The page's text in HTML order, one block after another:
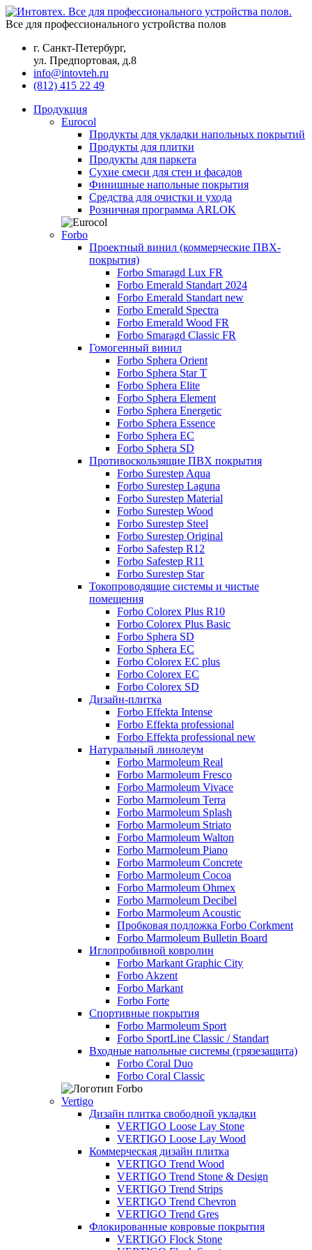
Все для профессионального устройства полов
г. Санкт-Петербург,
ул. Предпортовая, д.8
info@intovteh.ru
(812) 415 22 49
Продукция
Eurocol
Продукты для укладки напольных покрытий
Продукты для плитки
Продукты для паркета
Сухие смеси для стен и фасадов
Финишные напольные покрытия
Средства для очистки и ухода
Розничная программа ARLOK
Forbo
Проектный винил (коммерческие ПВХ-
покрытия)
Forbo Smaragd Lux FR
Forbo Emerald Standart 2024
Forbo Emerald Standart new
Forbo Emerald Spectra
Forbo Emerald Wood FR
Forbo Smaragd Classic FR
Гомогенный винил
Forbo Sphera Orient
Forbo Sphera Star T
Forbo Sphera Elite
Forbo Sphera Element
Forbo Sphera Energetic
Forbo Sphera Essence
Forbo Sphera EC
Forbo Sphera SD
Противоскользящие ПВХ покрытия
Forbo Surestep Aqua
Forbo Surestep Laguna
Forbo Surestep Material
Forbo Surestep Wood
Forbo Surestep Steel
Forbo Surestep Original
Forbo Safestep R12
Forbo Safestep R11
Forbo Surestep Star
Токопроводящие системы и чистые
помещения
Forbo Colorex Plus R10
Forbo Colorex Plus Basic
Forbo Sphera SD
Forbo Sphera EC
Forbo Colorex EC plus
Forbo Colorex EC
Forbo Colorex SD
Дизайн-плитка
Forbo Effekta Intense
Forbo Effekta professional
Forbo Effekta professional new
Натуральный линолеум
Forbo Marmoleum Real
Forbo Marmoleum Fresco
Forbo Marmoleum Vivace
Forbo Marmoleum Terra
Forbo Marmoleum Splash
Forbo Marmoleum Striato
Forbo Marmoleum Walton
Forbo Marmoleum Piano
Forbo Marmoleum Concrete
Forbo Marmoleum Cocoa
Forbo Marmoleum Ohmex
Forbo Marmoleum Decibel
Forbo Marmoleum Acoustic
Пробковая подложка Forbo Corkment
Forbo Marmoleum Bulletin Board
Иглопробивной ковролин
Forbo Markant Graphic City
Forbo Akzent
Forbo Markant
Forbo Forte
Спортивные покрытия
Forbo Marmoleum Sport
Forbo SportLine Classic / Standart
Входные напольные системы (грязезащита)
Forbo Coral Duo
Forbo Coral Classic
Vertigo
Дизайн плитка свободной укладки
VERTIGO Loose Lay Stone
VERTIGO Loose Lay Wood
Коммерческая дизайн плитка
VERTIGO Trend Wood
VERTIGO Trend Stone & Design
VERTIGO Trend Strips
VERTIGO Trend Chevron
VERTIGO Trend Gres
Флокированные ковровые покрытия
VERTIGO Flock Stone